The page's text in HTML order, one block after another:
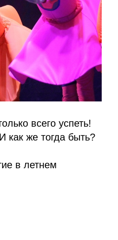
всего успеть!
как же тогда быть?
в летнем